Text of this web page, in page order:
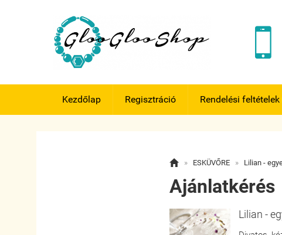

Kezdőlap Regisztráció Rendelési feltételek
 » ESKÜVŐRE » Lilian -
Ajánlatkérés
Lilian -